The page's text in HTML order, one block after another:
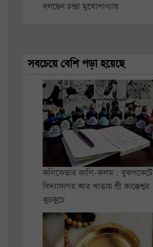
বলছেন চন্দ্রা মুখোপাধ্যায়
সবচেয়ে বেশি পড়া হয়েছে
কলিকেতার কালি-কলম : বুকপকেটে
বিদ্যাসাগর আর খাতায় শ্রী কাক্কেশ্বর
কুচকুচে